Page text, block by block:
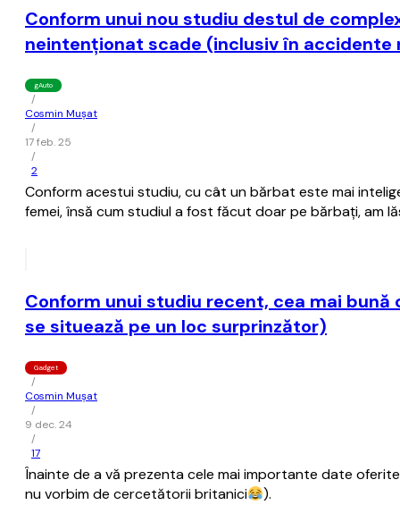
Conform unui nou studiu destul de
neintenţionat scade (inclusiv în accidente
gAuto
/
Cosmin Mușat
/
17 feb. 25
/
2
Conform acestui studiu, cu cât un bărbat este mai
femei, însă cum studiul a fost făcut doar pe bărbaţi, am
Conform unui studiu recent, cea mai
se situează pe un loc surprinzător)
Gadget
/
Cosmin Mușat
/
9 dec. 24
/
17
Înainte de a vă prezenta cele mai importante date
nu vorbim de cercetătorii britanici
).